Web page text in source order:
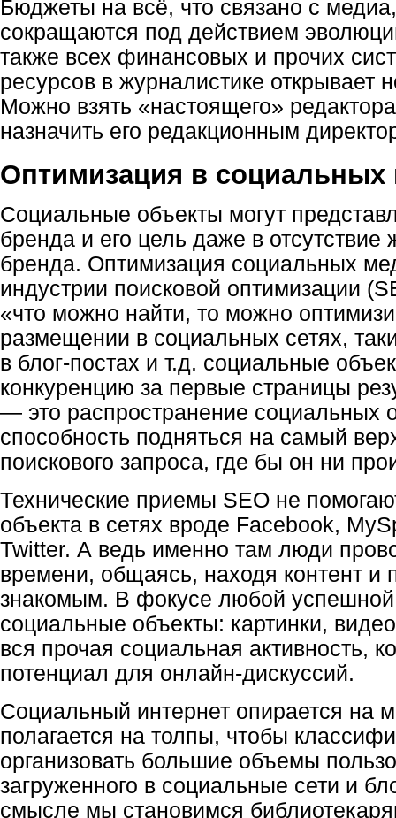
Бюджеты на всё, что связано с
сокращаются под действием
также всех финансовых и прочих
ресурсов в журналистике открывает
Можно взять «настоящего»
назначить его редакционным
Оптимизация в социальных
Социальные объекты могут
бренда и его цель даже в отсутствие
бренда. Оптимизация социальных
индустрии поисковой оптимизации
«что можно найти, то можно
размещении в социальных сетях,
в блог-постах и т.д. социальные
конкуренцию за первые страницы
— это распространение социальных
способность подняться на самый
поискового запроса, где бы он ни
Технические приемы SEO не
объекта в сетях вроде Facebook,
Twitter. А ведь именно там люди
времени, общаясь, находя контент и
знакомым. В фокусе любой
социальные объекты: картинки,
вся прочая социальная активность,
потенциал для онлайн-дискуссий.
Социальный интернет опирается на
полагается на толпы, чтобы
организовать большие объемы
загруженного в социальные сети и
смысле мы становимся